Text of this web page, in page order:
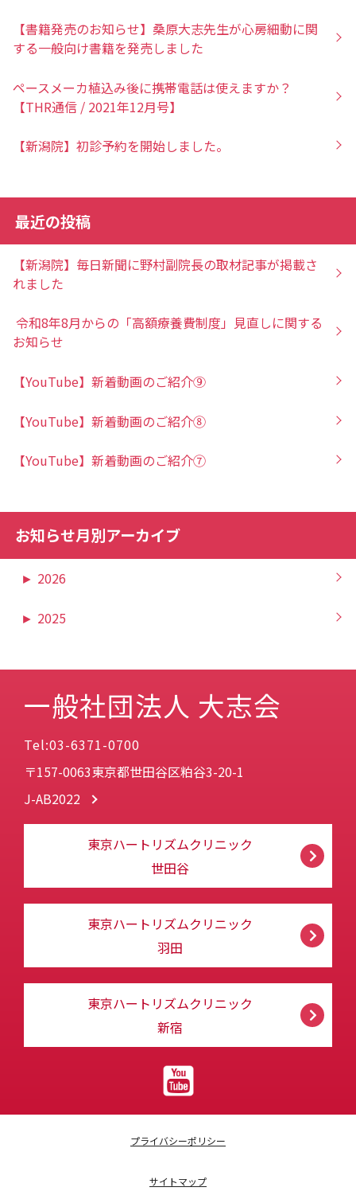
【書籍発売のお知らせ】桑原大志先生が心房細動に関
する一般向け書籍を発売しました
ペースメーカ植込み後に携帯電話は使えますか？
【THR通信 / 2021年12月号】
【新潟院】初診予約を開始しました。
最近の投稿
【新潟院】毎日新聞に野村副院長の取材記事が掲載さ
れました
令和8年8月からの「高額療養費制度」見直しに関する
お知らせ
【YouTube】新着動画のご紹介⑨
【YouTube】新着動画のご紹介⑧
【YouTube】新着動画のご紹介⑦
お知らせ月別アーカイブ
► 2026
► 2025
一般社団法人 大志会
Tel:03-6371-0700
〒157-0063東京都世田谷区粕谷3-20-1
J-AB2022
東京ハートリズムクリニック
世田谷
東京ハートリズムクリニック
羽田
東京ハートリズムクリニック
新宿
プライバシーポリシー
サイトマップ